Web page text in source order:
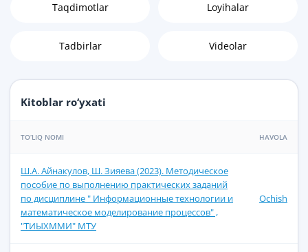
Taqdimotlar Loyihalar
Tadbirlar Videolar
Kitoblar ro‘yxati
TO‘LIQ NOMI HAVOLA
Ш.А. Айнакулов, Ш. Зияева (2023). Методическое
пособие по выполнению практических заданий
по дисциплине " Информационные технологии и
математическое моделирование процессов" ,
"ТИЫХММИ" МТУ
Ochish